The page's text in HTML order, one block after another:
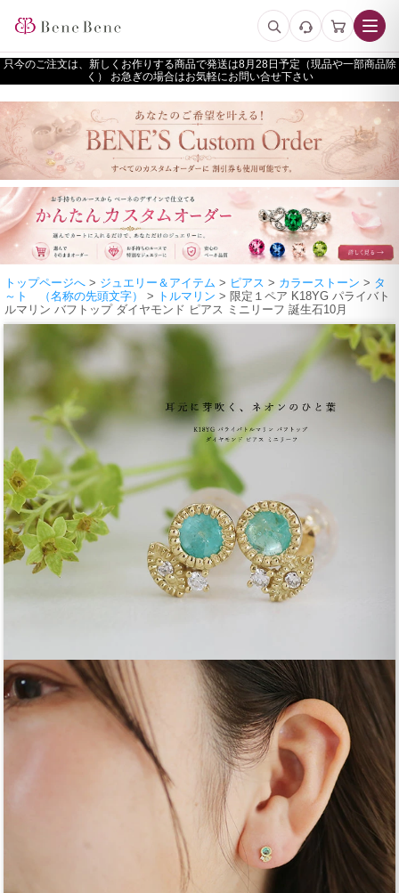
只今のご注文は、新しくお作りする商品で発送は
予定（現品や一部商品除
く） お急ぎの場合はお気軽にお問い合せ下さい
トップページへ > ジュエリー＆アイテム > ピアス > カラーストーン > タ
～ト （名称の先頭文字）
> トルマリン > 限定１ペア K18YG パライバト
ルマリン バフトップ ダイヤモンド ピアス ミニリーフ 誕生石10月